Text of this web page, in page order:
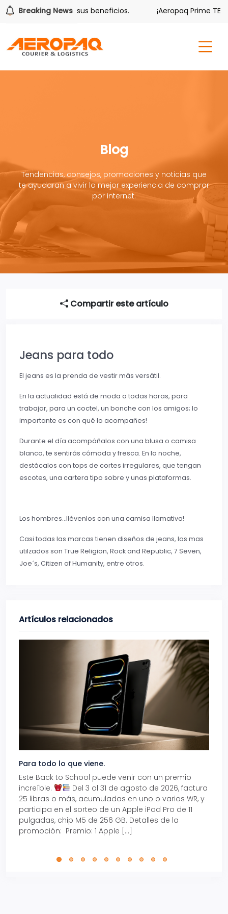
Breaking News
también tiene sus beneficios. ¡Aeropaq Prime TE DA
Blog
Tendencias, consejos, promociones y noticias que
te ayudaran a vivir la mejor experiencia de comprar
por internet.
Compartir este artículo
Jeans para todo
El jeans es la prenda de vestir más versátil.
En la actualidad está de moda a todas horas, para
trabajar, para un coctel, un bonche con los amigos; lo
importante es con qué lo acompañes!
Durante el día acompáñalos con una blusa o camisa
blanca, te sentirás cómoda y fresca. En la noche,
destácalos con tops de cortes irregulares, que tengan
escotes, una cartera tipo sobre y unas plataformas.
Los hombres…llévenlos con una camisa llamativa!
Casi todas las marcas tienen diseños de jeans, los mas
utilzados son True Religion, Rock and Republic, 7 Seven,
Joe´s, Citizen of Humanity, entre otros.
Artículos relacionados
Para todo lo que viene.
Este Back to School puede venir con un premio
increíble.
Del 3 al 31 de agosto de 2026, factura
25 libras o más, acumuladas en uno o varios WR, y
participa en el sorteo de un Apple iPad Pro de 11
pulgadas, chip M5 de 256 GB. Detalles de la
promoción: Premio: 1 Apple […]